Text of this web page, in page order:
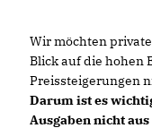
Wir möchten
Blick auf die hohen
Preissteigerungen
Darum ist es
Ausgaben nicht